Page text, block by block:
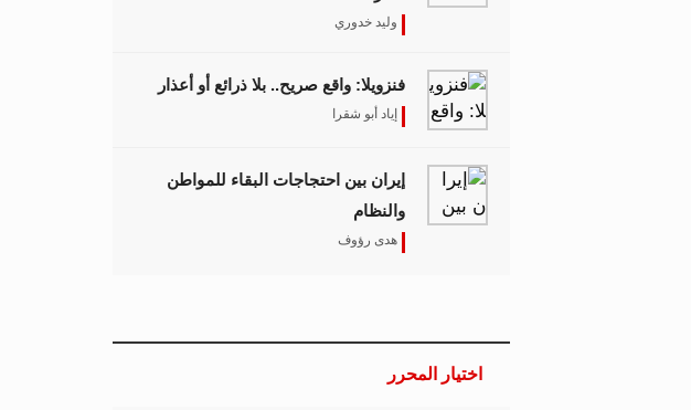
وليد خدوري
فنزويلا: واقع صريح.. بلا ذرائع أو أعذار
إياد أبو شقرا
إيران بين احتجاجات البقاء للمواطن
والنظام
هدى رؤوف
اختيار المحرر